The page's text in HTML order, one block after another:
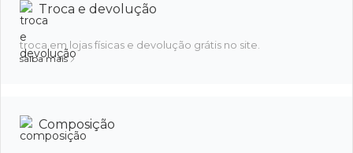
Troca e devolução
troca em lojas físicas e devolução grátis no site.
saiba mais
Composição